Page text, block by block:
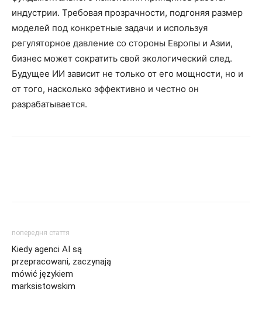
индустрии. Требовая прозрачности, подгоняя размер
моделей под конкретные задачи и используя
регуляторное давление со стороны Европы и Азии,
бизнес может сократить свой экологический след.
Будущее ИИ зависит не только от его мощности, но и
от того, насколько эффективно и честно он
разрабатывается.
попередня стаття
Kiedy agenci AI są
przepracowani, zaczynają
mówić językiem
marksistowskim